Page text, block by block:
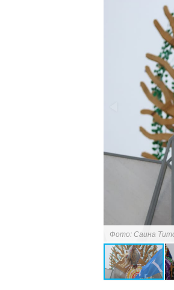
Фото: Саина